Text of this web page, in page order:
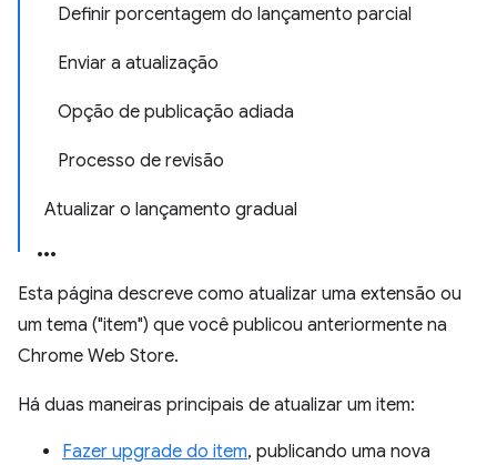
Definir porcentagem do lançamento parcial
Enviar a atualização
Opção de publicação adiada
Processo de revisão
Atualizar o lançamento gradual
Esta página descreve como atualizar uma extensão ou
um tema ("item") que você publicou anteriormente na
Chrome Web Store.
Há duas maneiras principais de atualizar um item:
Fazer upgrade do item, publicando uma nova